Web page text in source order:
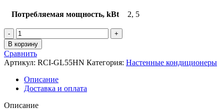
Потребляемая мощность, kBt 2, 5
Количество
товара
Инверторные
сплит-
системы
серии
GLORIA
INVERTER
UPGRADE
В корзину
Сравнить
Артикул: RCI-GL55HN Категория: Настенные кондиционеры
Описание
Доставка и оплата
Описание